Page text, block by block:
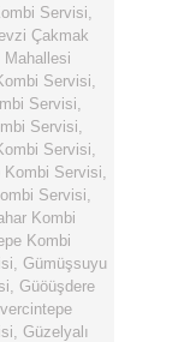
Servisi,
Çakmak
Servisi,
Servisi,
Servisi,
Servisi,
Kombi Servisi,
Servisi,
Kombi
Kombi
, Gümüşsuyu
, Güöüşdere
, Güzelyalı